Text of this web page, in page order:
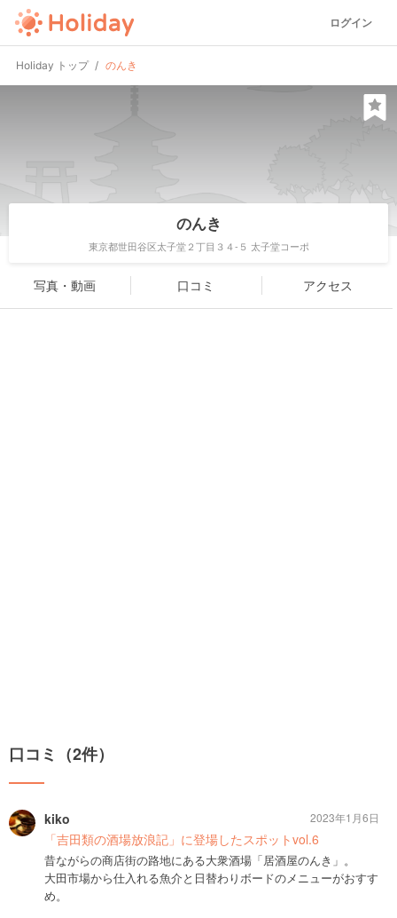
ログイン
Holiday トップ のんき
のんき
東京都世田谷区太子堂２丁目３４-５ 太子堂コーポ
写真・動画 口コミ アクセス
口コミ（2件）
kiko
「吉田類の酒場放浪記」に登場したスポットvol.6
昔ながらの商店街の路地にある大衆酒場「居酒屋のんき」。
大田市場から仕入れる魚介と日替わりボードのメニューがおすす
め。
2023年1月6日